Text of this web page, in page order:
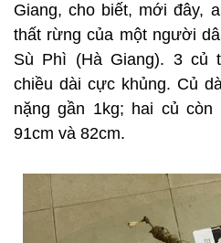
Giang, cho biết, mới đây,
thất rừng của một người
Sù Phì (Hà Giang). 3 củ
chiều dài cực khủng. Củ
nặng gần 1kg; hai củ
91cm và 82cm.